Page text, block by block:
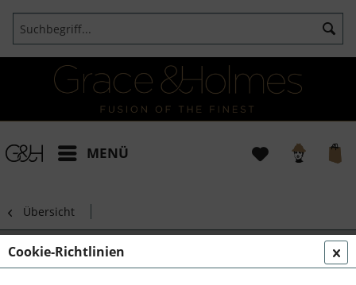
MENÜ
Übersicht
Golden Sun
Cookie-Richtlinien